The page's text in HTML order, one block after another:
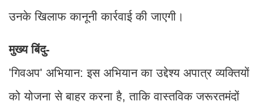
उनके खिलाफ कानूनी कार्रवाई की जाएगी।
मुख्य बिंदु-
'गिवअप' अभियान: इस अभियान का उद्देश्य अपात्र व्यक्तियों
को योजना से बाहर करना है, ताकि वास्तविक जरूरतमंदों